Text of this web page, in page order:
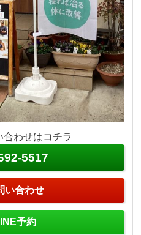
合わせはコチラ
5517
い合わせ
予約